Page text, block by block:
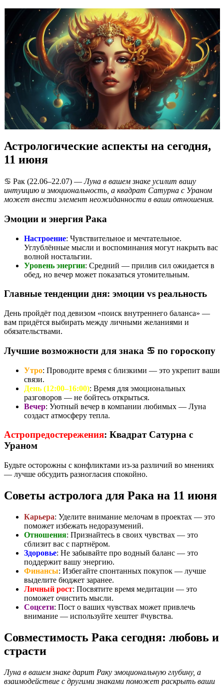
Астрологические аспекты на сегодня,
11 июня
♋️ Рак (22.06–22.07) —Луна в вашем знаке усилит вашу
интуицию и эмоциональность, а квадрат Сатурна с Ураном
может внести элемент неожиданности в ваши отношения.
Эмоции и энергия Рака
Настроение: Чувствительное и мечтательное.
Углублённые мысли и воспоминания могут накрыть вас
волной ностальгии.
Уровень энергии: Средний — прилив сил ожидается в
обед, но вечер может показаться утомительным.
Главные тенденции дня: эмоции vs реальность
День пройдёт под девизом «поиск внутреннего баланса» —
вам придётся выбирать между личными желаниями и
обязательствами.
Лучшие возможности для знака ♋ по гороскопу
Утро: Проводите время с близкими — это укрепит ваши
связи.
День (12:00–16:00): Время для эмоциональных
разговоров — не бойтесь открыться.
Вечер: Уютный вечер в компании любимых — Луна
создаст атмосферу тепла.
Астропредостережения: Квадрат Сатурна с
Ураном
Будьте осторожны с конфликтами из-за различий во мнениях
— лучше обсудить разногласия спокойно.
Советы астролога для Рака на 11 июня
Карьера: Уделите внимание мелочам в проектах — это
поможет избежать недоразумений.
Отношения: Признайтесь в своих чувствах — это
сблизит вас с партнёром.
Здоровье: Не забывайте про водный баланс — это
поддержит вашу энергию.
Финансы: Избегайте спонтанных покупок — лучше
выделите бюджет заранее.
Личный рост: Посвятите время медитации — это
поможет очистить мысли.
Соцсети: Пост о ваших чувствах может привлечь
внимание — используйте хештег #чувства.
Совместимость Рака сегодня: любовь и
страсти
Луна в вашем знаке дарит Раку эмоциональную глубину, а
взаимодействие с другими знаками поможет раскрыть ваши